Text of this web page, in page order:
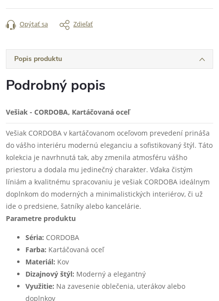
Opýtať sa Zdieľať
Popis produktu
Podrobný popis
Vešiak - CORDOBA, Kartáčovaná oceľ
Vešiak CORDOBA v kartáčovanom oceľovom prevedení prináša
do vášho interiéru modernú eleganciu a sofistikovaný štýl. Táto
kolekcia je navrhnutá tak, aby zmenila atmosféru vášho
priestoru a dodala mu jedinečný charakter. Vďaka čistým
líniám a kvalitnému spracovaniu je vešiak CORDOBA ideálnym
doplnkom do moderných a minimalistických interiérov, či už
ide o predsiene, šatníky alebo kancelárie.
Parametre produktu
Séria: CORDOBA
Farba: Kartáčovaná oceľ
Materiál: Kov
Dizajnový štýl: Moderný a elegantný
Využitie: Na zavesenie oblečenia, uterákov alebo
doplnkov